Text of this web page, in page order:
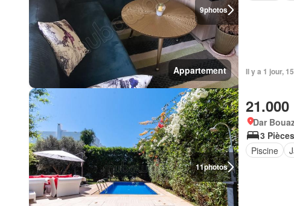
9photos
Appartement Il y a 1 jour,
11photos
Dar
3 Pièces
Piscine